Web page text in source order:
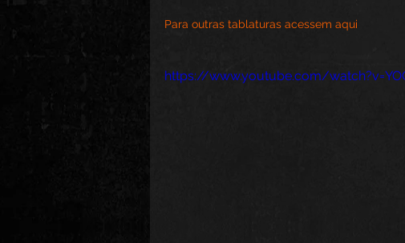
Para outras tablaturas acessem aqui
https://www.youtube.com/